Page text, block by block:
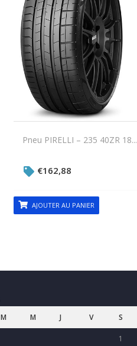
Pneu PIRELLI – 235 40ZR 18...
€162,88
AJOUTER AU PANIER
M M J V S
1